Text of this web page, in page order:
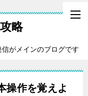
略
がメインのブログです
操作を覚えよ